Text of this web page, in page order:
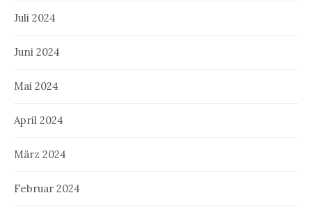
Juli 2024
Juni 2024
Mai 2024
April 2024
März 2024
Februar 2024